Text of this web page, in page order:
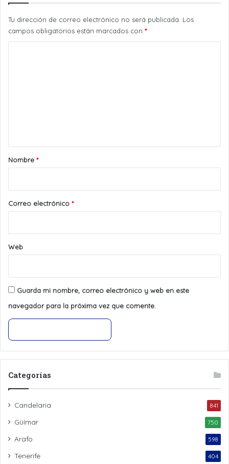
Tu dirección de correo electrónico no será publicada. Los
campos obligatorios están marcados con *
r
*
Nombre *
Correo electrónico *
Web
Guarda mi nombre, correo electrónico y web en este
navegador para la próxima vez que comente.
Categorías
Candelaria 841
Güímar 750
Arafo 598
Tenerife 404